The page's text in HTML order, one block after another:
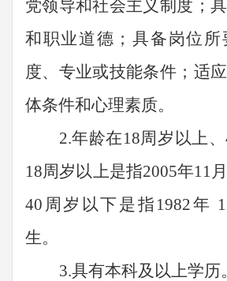
党领导和社会主义制度；
和职业道德；具备岗位所
度、专业或技能条件；适
体条件和心理素质。
2.年龄在18周岁以上、
18周岁以上是指2005年11
40 周岁以下是指 1982年
生。
3.具有本科及以上学历。